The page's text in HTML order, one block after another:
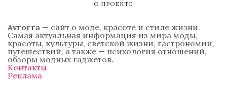
О ПРОЕКТЕ
Avrorra — сайт о моде, красоте и стиле жизни.
Самая актуальная информация из мира моды,
красоты, культуры, светской жизни, гастрономии,
путешествий, а также — психология отношений,
обзоры модных гаджетов.
Контакты
Реклама